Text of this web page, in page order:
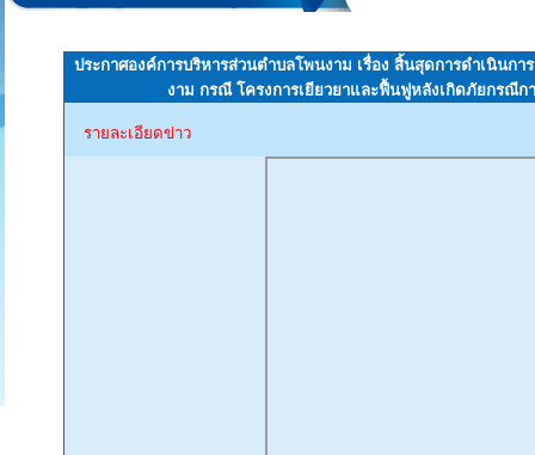
ประกาศองค์การบริหารส่วนตำบลโพนงาม เรื่อง สิ้นสุดการดำเนิน
งาม กรณี โครงการเยียวยาและฟื้นฟูหลังเกิดภัยกรณี
รายละเอียดข่าว